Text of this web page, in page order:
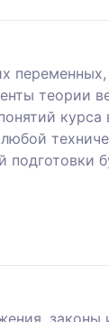
теории
курса
подготовки
законы